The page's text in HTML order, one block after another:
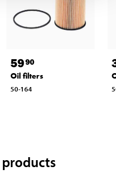
5990
Oil filters
50-164
products